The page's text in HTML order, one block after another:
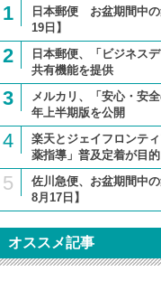
1
日本郵便 お盆期間中の
19日】
2
日本郵便、「ビジネス
共有機能を提供
3
メルカリ、「安心・安
年上半期版を公開
4
楽天とジェイフロンテ
薬指導」普及定着が目的
5
佐川急便、お盆期間中
8月17日】
オススメ記事